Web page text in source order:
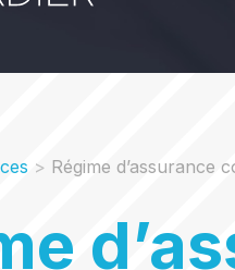
> Régime d’assurance